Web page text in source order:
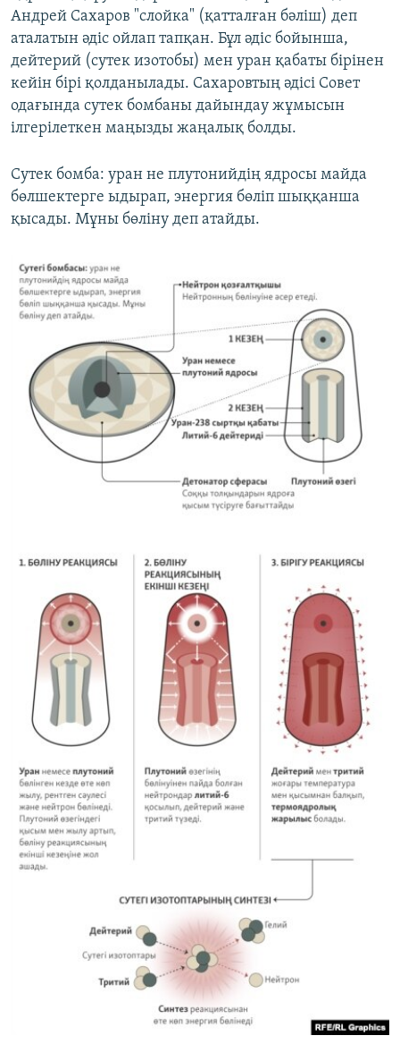
Андрей Сахаров "слойка" (қатталған бәліш) деп
аталатын әдіс ойлап тапқан. Бұл әдіс бойынша,
дейтерий (сутек изотобы) мен уран қабаты бірінен
кейін бірі қолданылады. Сахаровтың әдісі Совет
одағында сутек бомбаны дайындау жұмысын
ілгерілеткен маңызды жаңалық болды.
Сутек бомба: уран не плутонийдің ядросы майда
бөлшектерге ыдырап, энергия бөліп шыққанша
қысады. Мұны бөліну деп атайды.